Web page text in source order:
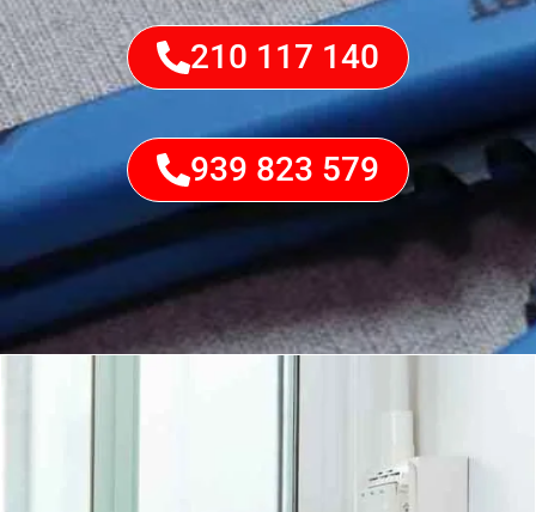
210 117 140
939 823 579